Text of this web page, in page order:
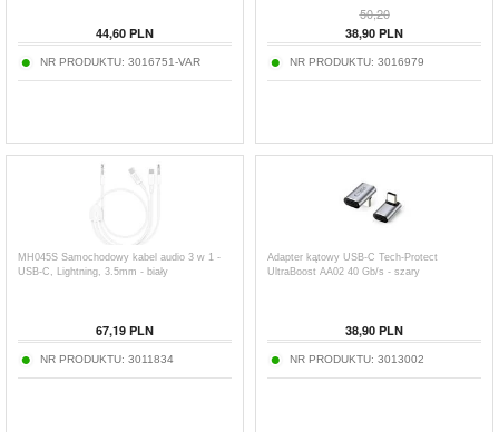
44,60 PLN
NR PRODUKTU: 3016751-VAR
50,20
38,90 PLN
NR PRODUKTU: 3016979
MH045S Samochodowy kabel audio 3 w 1 -
USB-C, Lightning, 3.5mm - biały
67,19 PLN
NR PRODUKTU: 3011834
Adapter kątowy USB-C Tech-Protect
UltraBoost AA02 40 Gb/s - szary
38,90 PLN
NR PRODUKTU: 3013002